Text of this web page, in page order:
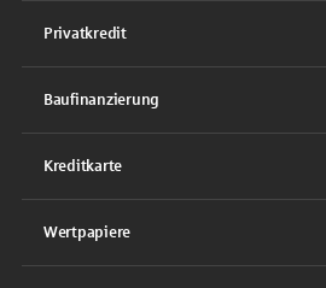
Privatkredit
Baufinanzierung
Kreditkarte
Wertpapiere